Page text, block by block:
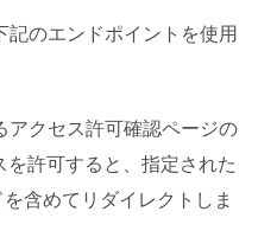
のエンドポイントを使用
アクセス許可確認ページの
許可すると、指定された
含めてリダイレクトしま